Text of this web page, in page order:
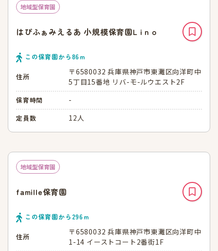
地域型保育園
はぴふぁみえるあ 小規模保育園L i n o
この保育園から86ｍ
住所
〒6580032 兵庫県神戸市東灘区向洋町中
5丁目15番地 リバ-モ-ルウエスト2F
保育時間 -
定員数 12人
地域型保育園
famille保育園
この保育園から 296ｍ
住所
〒6580032 兵庫県神戸市東灘区向洋町中
1-14 イーストコート2番街1F